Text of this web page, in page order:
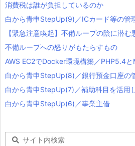
消費税は誰が負担しているのか
白から青申StepUp(9)／ICカード等の管
【緊急注意喚起】不備ループの陰に潜む
不備ループへの怒りがもたらすもの
AWS EC2でDocker環境構築／PHP5.4
白から青申StepUp(8)／銀行預金口座の
白から青申StepUp(7)／補助科目を活用
白から青申StepUp(6)／事業主借